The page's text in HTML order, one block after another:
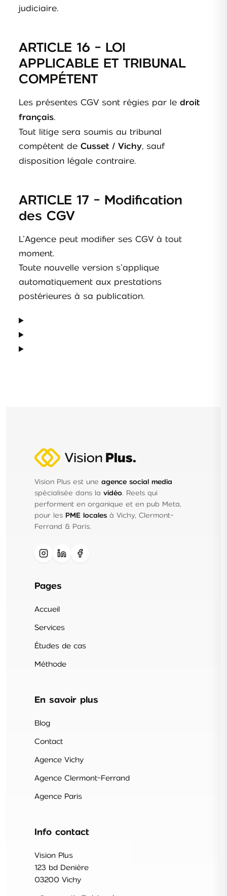
judiciaire.
ARTICLE 16 - LOI
APPLICABLE ET TRIBUNAL
COMPÉTENT
Les présentes CGV sont régies par le droit
français.
Tout litige sera soumis au tribunal
compétent de Cusset / Vichy, sauf
disposition légale contraire.
ARTICLE 17 - Modification
des CGV
L’Agence peut modifier ses CGV à tout
moment.
Toute nouvelle version s’applique
automatiquement aux prestations
postérieures à sa publication.
Vision Plus est une agence social media
spécialisée dans la vidéo. Reels qui
performent en organique et en pub Meta,
pour les PME locales à Vichy, Clermont-
Ferrand & Paris.
Pages
Accueil
Services
Études de cas
Méthode
En savoir plus
Blog
Contact
Agence Vichy
Agence Clermont-Ferrand
Agence Paris
Info contact
Vision Plus
123 bd Denière
03200 Vichy